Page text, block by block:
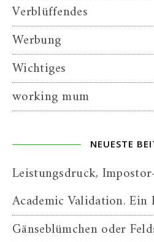
Verblüffendes
Werbung
Wichtiges
working mum
NEUESTE
Leistungsdruck,
Academic Validation. Ein
Gänseblümchen oder